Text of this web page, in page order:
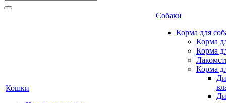
Кошки
Собаки
Корма для
Корма
Корма
Корма